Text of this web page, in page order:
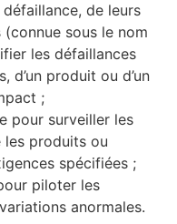
défaillance, de leurs
sous le nom
les défaillances
d’un produit ou d’un
;
pour surveiller les
produits ou
spécifiées ;
piloter les
anormales.